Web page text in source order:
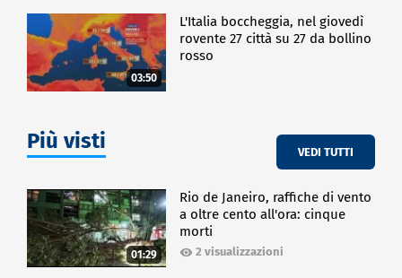
03:50
L'Italia boccheggia, nel giovedì
rovente 27 città su 27 da bollino
rosso
Più visti VEDI TUTTI
01:29
Rio de Janeiro, raffiche di vento
a oltre cento all'ora: cinque
morti
2 visualizzazioni